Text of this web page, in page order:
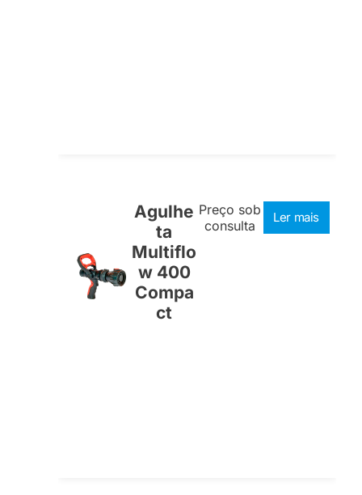
Agulhe
ta
Multiflo
w 400
Compa
ct
Preço sob
consulta
Ler mais